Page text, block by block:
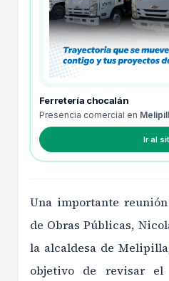
Ferretería chocalán
Presencia comercial en
Ir al
Una importante
de Obras Públicas,
la alcaldesa de
objetivo de revisar el